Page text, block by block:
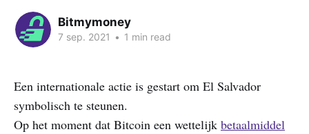
Bitmymoney
7 sep. 2021 • 1 min read
Een internationale actie is gestart om El Salvador
symbolisch te steunen.
Op het moment dat Bitcoin een wettelijk betaalmiddel